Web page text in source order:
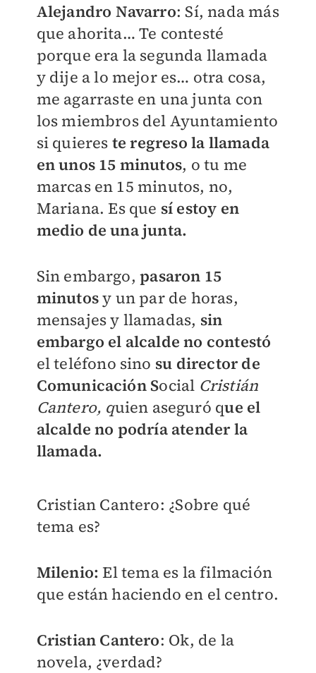
Alejandro Navarro: Sí, nada más
que ahorita… Te contesté
porque era la segunda llamada
y dije a lo mejor es… otra cosa,
me agarraste en una junta con
los miembros del Ayuntamiento
si quieres te regreso la llamada
en unos 15 minutos, o tu me
marcas en 15 minutos, no,
Mariana. Es que sí estoy en
medio de una junta.
Sin embargo, pasaron 15
minutosy un par de horas,
mensajes y llamadas, sin
embargo el alcalde no contestó
el teléfono sino su director de
Comunicación Social Cristián
Cantero, quien aseguró que el
alcalde no podría atender la
llamada.
Cristian Cantero: ¿Sobre qué
tema es?
Milenio: El tema es la filmación
que están haciendo en el centro.
Cristian Cantero: Ok, de la
novela, ¿verdad?